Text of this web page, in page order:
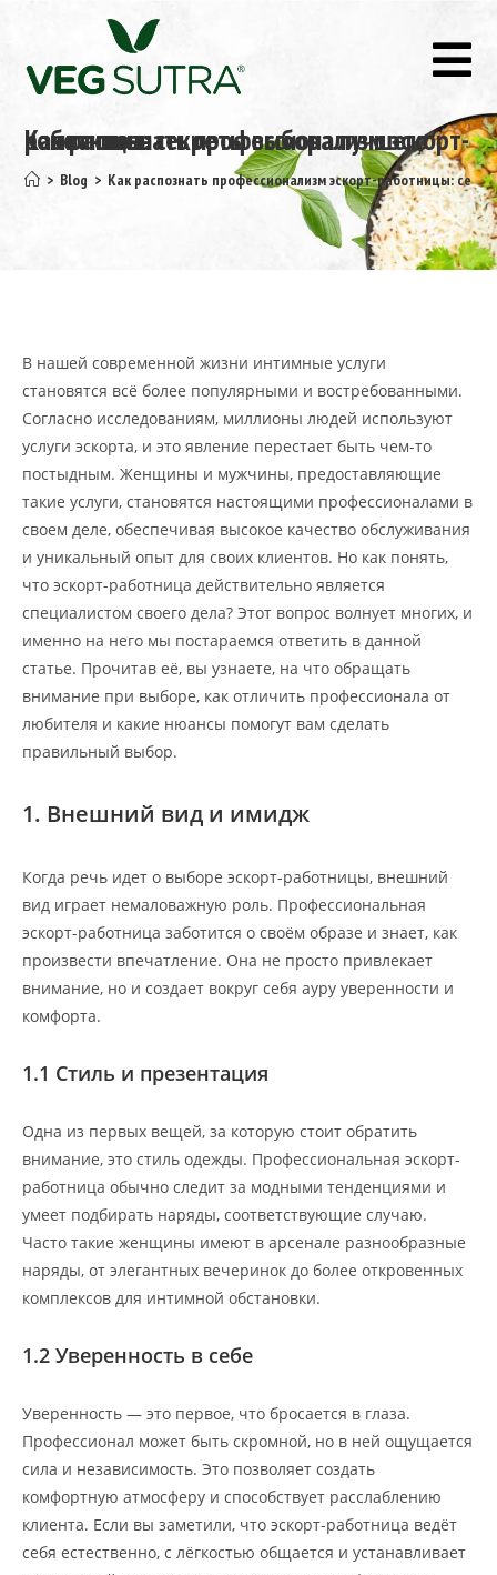
Как распознать профессионализм эскорт-работницы: секреты выбора лучшего компаньона
> Blog > Как распознать профессионализм эскорт-работницы:
В нашей современной жизни интимные услуги
становятся всё более популярными и востребованными.
Согласно исследованиям, миллионы людей используют
услуги эскорта, и это явление перестает быть чем-то
постыдным. Женщины и мужчины, предоставляющие
такие услуги, становятся настоящими профессионалами в
своем деле, обеспечивая высокое качество обслуживания
и уникальный опыт для своих клиентов. Но как понять,
что эскорт-работница действительно является
специалистом своего дела? Этот вопрос волнует многих, и
именно на него мы постараемся ответить в данной
статье. Прочитав её, вы узнаете, на что обращать
внимание при выборе, как отличить профессионала от
любителя и какие нюансы помогут вам сделать
правильный выбор.
1. Внешний вид и имидж
Когда речь идет о выборе эскорт-работницы, внешний
вид играет немаловажную роль. Профессиональная
эскорт-работница заботится о своём образе и знает, как
произвести впечатление. Она не просто привлекает
внимание, но и создает вокруг себя ауру уверенности и
комфорта.
1.1 Стиль и презентация
Одна из первых вещей, за которую стоит обратить
внимание, это стиль одежды. Профессиональная эскорт-
работница обычно следит за модными тенденциями и
умеет подбирать наряды, соответствующие случаю.
Часто такие женщины имеют в арсенале разнообразные
наряды, от элегантных вечеринок до более откровенных
комплексов для интимной обстановки.
1.2 Уверенность в себе
Уверенность — это первое, что бросается в глаза.
Профессионал может быть скромной, но в ней ощущается
сила и независимость. Это позволяет создать
комфортную атмосферу и способствует расслаблению
клиента. Если вы заметили, что эскорт-работница ведёт
себя естественно, с лёгкостью общается и устанавливает